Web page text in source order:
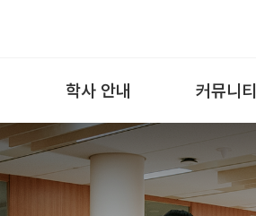
학사 안내 커뮤니티